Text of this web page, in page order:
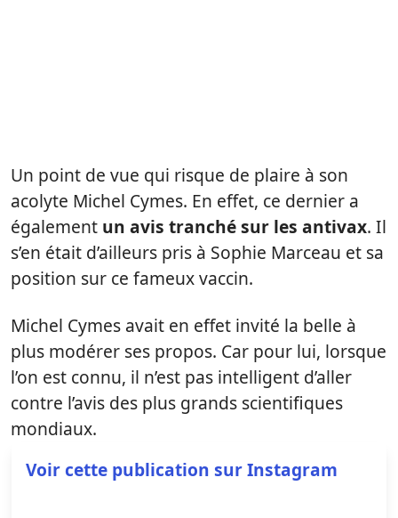
Un point de vue qui risque de plaire à son
acolyte Michel Cymes. En effet, ce dernier a
également un avis tranché sur les antivax. Il
s’en était d’ailleurs pris à Sophie Marceau et sa
position sur ce fameux vaccin.
Michel Cymes avait en effet invité la belle à
plus modérer ses propos. Car pour lui, lorsque
l’on est connu, il n’est pas intelligent d’aller
contre l’avis des plus grands scientifiques
mondiaux.
Voir cette publication sur Instagram